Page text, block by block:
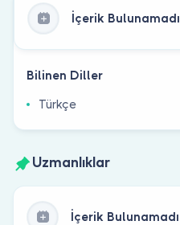
İçerik Bulunamadı
Bilinen Diller
Türkçe
Uzmanlıklar
İçerik Bulunamadı